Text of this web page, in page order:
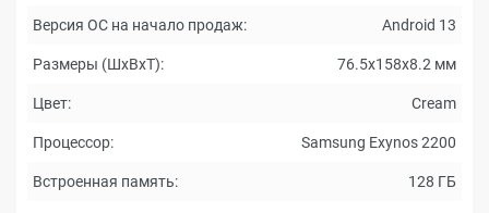
Версия ОС на начало продаж: Android 13
Размеры (ШxВxТ): 76.5x158x8.2 мм
Цвет: Cream
Процессор: Samsung Exynos 2200
Встроенная память: 128 ГБ